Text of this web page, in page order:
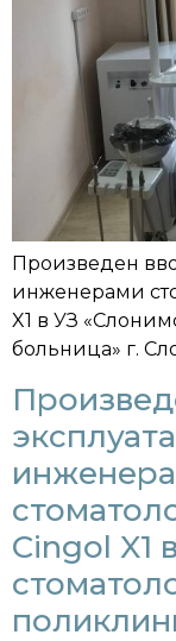
Произведен
инженерами
X1 в УЗ
больница» г.
Cingol X1